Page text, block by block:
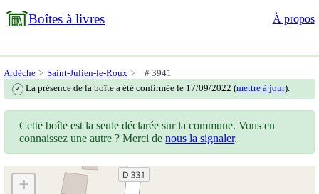
Boîtes à livres À propos
Ardèche Saint-Julien-le-Roux # 3941
✓ La présence de la boîte a été confirmée le 17/09/2022 (mettre à jour).
Cette boîte est la seule déclarée sur la commune. Vous en
connaissez une autre ? Merci denous la signaler.
+